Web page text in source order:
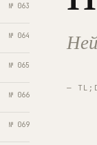
№ 063
№ 064
№ 065
№ 066
№ 069
—